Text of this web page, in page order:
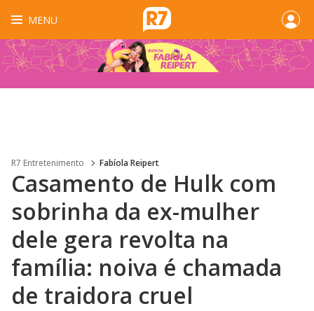
MENU
R7 Entretenimento Fabíola Reipert
Casamento de Hulk com
sobrinha da ex-mulher
dele gera revolta na
família: noiva é chamada
de traidora cruel